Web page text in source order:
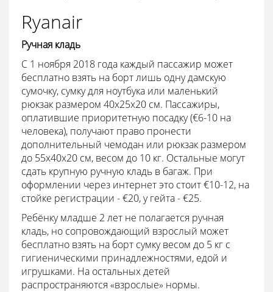
Ryanair
Ручная кладь
С 1 ноября 2018 года каждый пассажир может
бесплатно взять на борт лишь одну дамскую
сумочку, сумку для ноутбука или маленький
рюкзак размером 40x25x20 см. Пассажиры,
оплатившие приоритетную посадку (€6-10 на
человека), получают право пронести
дополнительный чемодан или рюкзак размером
до 55x40x20 см, весом до 10 кг. Остальные могут
сдать крупную ручную кладь в багаж. При
оформлении через интернет это стоит €10-12, на
стойке регистрации - €20, у гейта - €25.
Ребёнку младше 2 лет не полагается ручная
кладь, но сопровождающий взрослый может
бесплатно взять на борт сумку весом до 5 кг с
гигиеническими принадлежностями, едой и
игрушками. На остальных детей
распространяются «взрослые» нормы.